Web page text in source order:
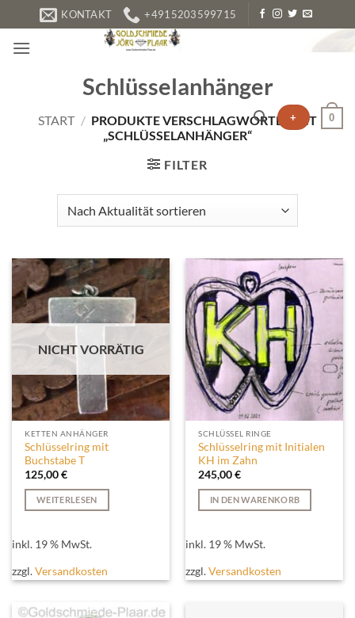
Inhalt
springen
KONTAKT +4915203599715
+ 0
Schlüsselanhänger
START / PRODUKTE VERSCHLAGWORTET MIT
„SCHLÜSSELANHÄNGER“
FILTER
NICHT VORRÄTIG
KETTEN ANHÄNGER
Schlüsselring mit
Buchstabe T
125,00€
WEITERLESEN
inkl. 19 % MwSt.
zzgl.Versandkosten
SCHLÜSSEL RINGE
Schlüsselring mit Initialen
KH im Zahn
245,00€
IN DEN WARENKORB
inkl. 19 % MwSt.
zzgl.Versandkosten